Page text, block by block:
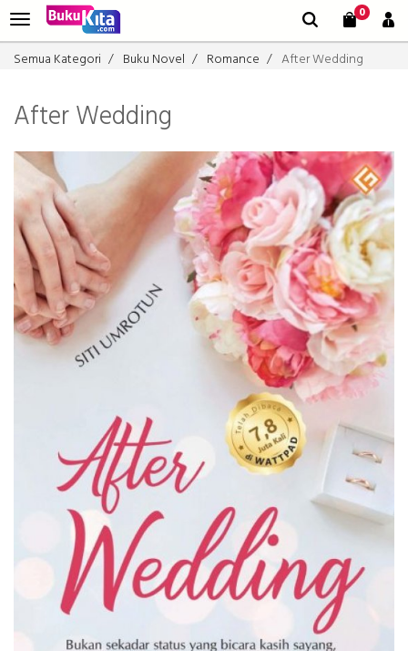
0
Semua Kategori Buku Novel Romance After Wedding
After Wedding